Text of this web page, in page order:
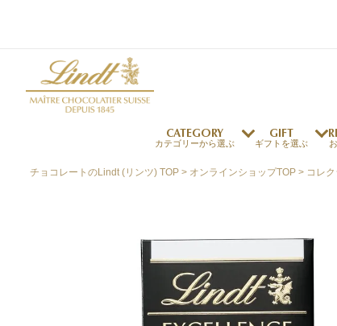
CATEGORY
カテゴリーから選ぶ
リンドール
リンドール
GIFT
ギフトを選ぶ
eギフト のし対応商品
新商品 サマーチョコレート
リンツのご褒美サブス
店舗を探す 店舗からのお知らせ
リンツバニー
プレスお問い合わせ
チョコレートのLindt (リンツ) TOP オンラインショップTOP コレ